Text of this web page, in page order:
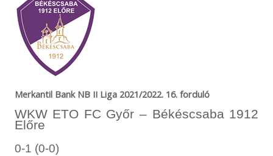
Merkantil Bank NB II Liga 2021/2022. 16. forduló
WKW ETO FC Győr – Békéscsaba 1912
Előre
0-1 (0-0)